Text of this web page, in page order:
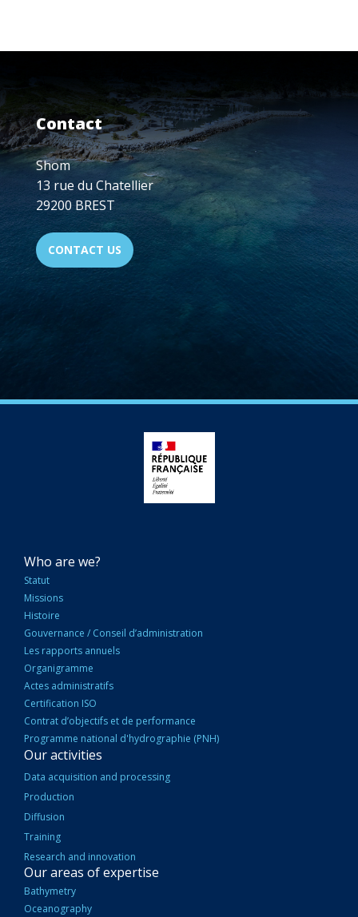
Contact
Shom
13 rue du Chatellier
29200 BREST
CONTACT US
NAVIGATION
PRINCIPALE
Who are we?
Statut
Missions
Histoire
Gouvernance / Conseil d’administration
Les rapports annuels
Organigramme
Actes administratifs
Certification ISO
Contrat d’objectifs et de performance
Programme national d'hydrographie (PNH)
Our activities
Data acquisition and processing
Production
Diffusion
Training
Research and innovation
Our areas of expertise
Bathymetry
Oceanography